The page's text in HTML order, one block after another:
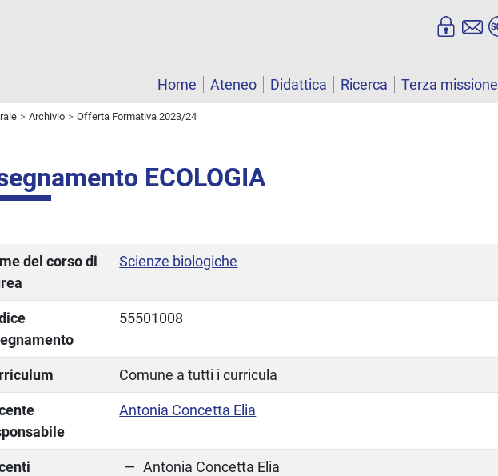
Home
Ateneo Didattica Ricerca Terza missione
Archivio Offerta Formativa 2023/24
ECOLOGIA
del corso di
Scienze biologiche
55501008
Comune a tutti i curricula
Antonia Concetta Elia
Antonia Concetta Elia